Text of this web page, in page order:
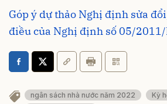
Góp ý dự thảo Nghị định sửa
điều của Nghị định số 05/
ngân sách nhà nước năm 2022
Kỳ